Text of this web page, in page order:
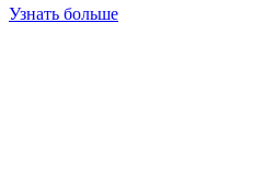
Узнать больше